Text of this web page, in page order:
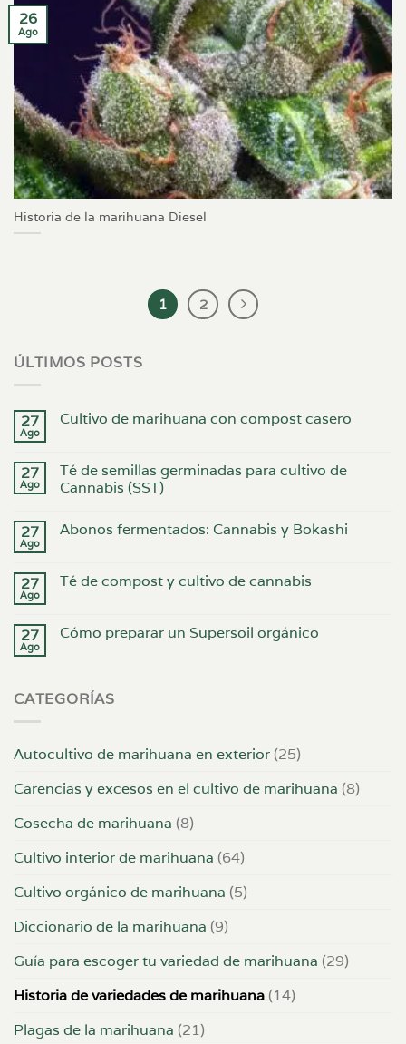
Historia de la marihuana Diesel
26
Ago
1 2
ÚLTIMOS POSTS
27
Ago
Cultivo de marihuana con compost casero
27
Ago
Té de semillas germinadas para cultivo de
Cannabis (SST)
27
Ago
Abonos fermentados: Cannabis y Bokashi
27
Ago
Té de compost y cultivo de cannabis
27
Ago
Cómo preparar un Supersoil orgánico
CATEGORÍAS
Autocultivo de marihuana en exterior (25)
Carencias y excesos en el cultivo de marihuana (8)
Cosecha de marihuana (8)
Cultivo interior de marihuana (64)
Cultivo orgánico de marihuana (5)
Diccionario de la marihuana (9)
Guía para escoger tu variedad de marihuana (29)
Historia de variedades de marihuana (14)
Plagas de la marihuana (21)